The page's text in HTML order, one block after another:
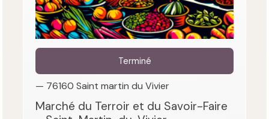
Terminé
— 76160 Saint martin du Vivier
Marché du Terroir et du Savoir-Faire